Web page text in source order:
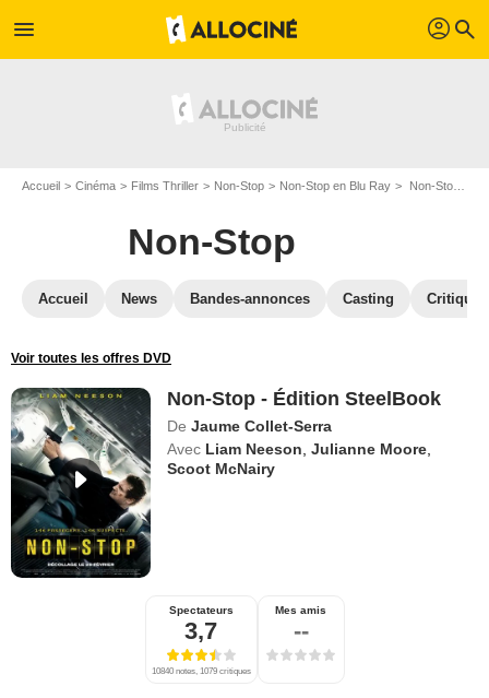
menu profil search
Accueil Cinéma Films Thriller Non-Stop Non-Stop en Blu Ray Non-Stop - Édition SteelBook
Non-Stop
Accueil News Bandes-annonces Casting
Voir toutes les offres DVD
Non-Stop - Édition SteelBook
De Jaume Collet-Serra
Avec Liam Neeson ,Julianne Moore
Scoot McNairy
Spectateurs
3,7
10840 notes, 1079 critiques
Mes amis
--